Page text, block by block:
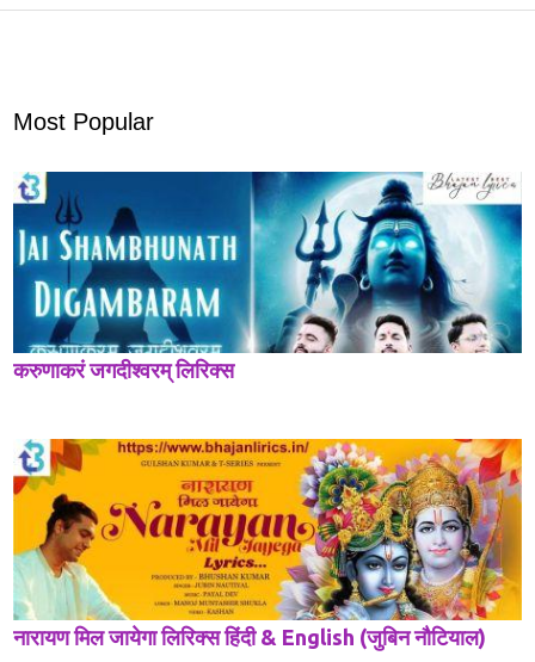
Most Popular
करुणाकरं जगदीश्वरम् लिरिक्स
नारायण मिल जायेगा लिरिक्स हिंदी & English (जुबिन नौटियाल)